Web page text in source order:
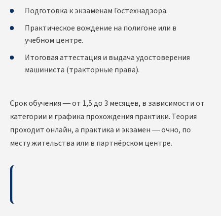
Подготовка к экзаменам Гостехнадзора.
Практическое вождение на полигоне или в
учебном центре.
Итоговая аттестация и выдача удостоверения
машиниста (тракторные права).
Срок обучения — от 1,5 до 3 месяцев, в зависимости от
категории и графика прохождения практики. Теория
проходит онлайн, а практика и экзамен — очно, по
месту жительства или в партнёрском центре.